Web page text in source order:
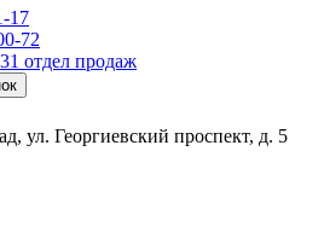
17
72
отдел продаж
ул. Георгиевский проспект, д. 5